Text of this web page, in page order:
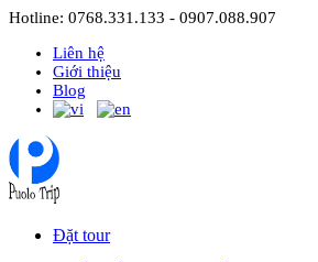
Hotline: 0768.331.133 - 0907.088.907
Liên hệ
Giới thiệu
Blog
Đặt tour